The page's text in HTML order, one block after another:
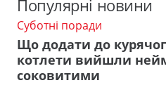
Популярні новини
Суботні поради
Що додати до
котлети вийшли
соковитими